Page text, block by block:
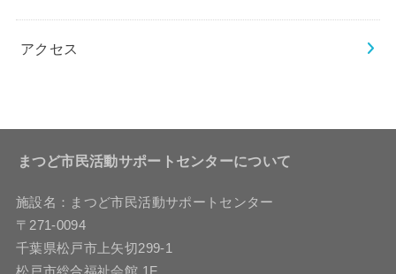
アクセス
まつど市民活動サポートセンターについて
施設名：まつど市民活動サポートセンター
〒271-0094
千葉県松戸市上矢切299-1
松戸市総合福祉会館 1F